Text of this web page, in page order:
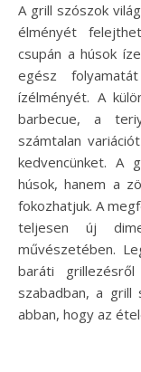
A grill szószok világa egy igazi ízbomba, amely a barbecue
élményét
csupán a húsok
egész
ízélményét. A
barbecue, a
számtalan
kedvencünket. A
húsok, hanem a
fokozhatjuk. A
teljesen új
művészetében.
baráti
szabadban, a grill
abban, hogy az